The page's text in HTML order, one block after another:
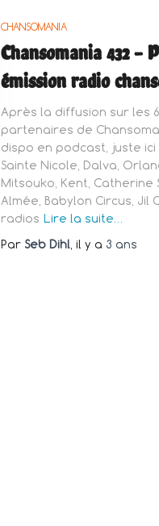
CHANSOMANIA
Chansomania 432 –
émission radio
Après la diffusion sur les
partenaires de
dispo en podcast, juste
Sainte Nicole, Dalva,
Mitsouko, Kent, Catherine
Almée, Babylon Circus, Jil
radios Lire la suite…
Par Seb Dihl , il y a 3 ans